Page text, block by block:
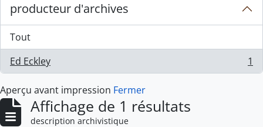
producteur d'archives
Tout
Ed Eckley
, 1 résultats 1
Aperçu avant impression Fermer
Affichage de 1 résultats
description archivistique